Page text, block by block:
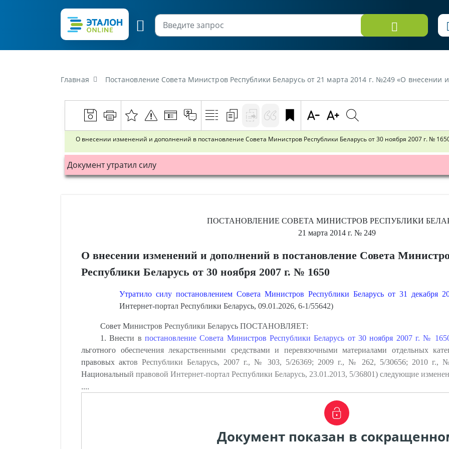
Главная Постановление Совета Министров Республики Беларусь от 21 марта 2014 г. №249 «О внесении изменений и дополнений в постановление
О внесении изменений и дополнений в постановление Совета Министров Республики Беларусь от 30 ноября 2007 г. №
Документ утратил силу
ПОСТАНОВЛЕНИЕ СОВЕТА МИНИСТРОВ РЕСПУБЛИКИ
21 марта 2014 г. № 249
О внесении изменений и дополнений в постановление Совета
Республики Беларусь от 30 ноября 2007 г. № 1650
Утратило силу постановлением Совета Министров Республики Беларусь от 31
Интернет-портал Республики Беларусь, 09.01.2026, 6-1/55642)
Совет Министров Республики Беларусь ПОСТАНОВЛЯЕТ:
1. Внести в постановление Совета Министров Республики Беларусь от 30 ноября 2007 г. №
льготного обеспечения лекарственными средствами и перевязочными материалами отдельных
правовых актов Республики Беларусь, 2007 г., № 303, 5/26369; 2009 г., № 262, 5/30656; 2010
Национальный правовой Интернет-портал Республики Беларусь, 23.01.2013, 5/36801) следующие
....
Документ показан в